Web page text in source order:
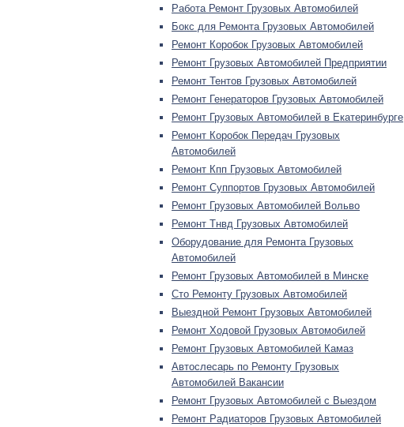
Работа Ремонт Грузовых Автомобилей
Бокс для Ремонта Грузовых Автомобилей
Ремонт Коробок Грузовых Автомобилей
Ремонт Грузовых Автомобилей Предприятии
Ремонт Тентов Грузовых Автомобилей
Ремонт Генераторов Грузовых Автомобилей
Ремонт Грузовых Автомобилей в Екатеринбурге
Ремонт Коробок Передач Грузовых
Автомобилей
Ремонт Кпп Грузовых Автомобилей
Ремонт Суппортов Грузовых Автомобилей
Ремонт Грузовых Автомобилей Вольво
Ремонт Тнвд Грузовых Автомобилей
Оборудование для Ремонта Грузовых
Автомобилей
Ремонт Грузовых Автомобилей в Минске
Сто Ремонту Грузовых Автомобилей
Выездной Ремонт Грузовых Автомобилей
Ремонт Ходовой Грузовых Автомобилей
Ремонт Грузовых Автомобилей Камаз
Автослесарь по Ремонту Грузовых
Автомобилей Вакансии
Ремонт Грузовых Автомобилей с Выездом
Ремонт Радиаторов Грузовых Автомобилей